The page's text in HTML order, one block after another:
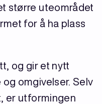
større uteområdet
for å ha plass
og gir et nytt
omgivelser. Selv
er utformingen